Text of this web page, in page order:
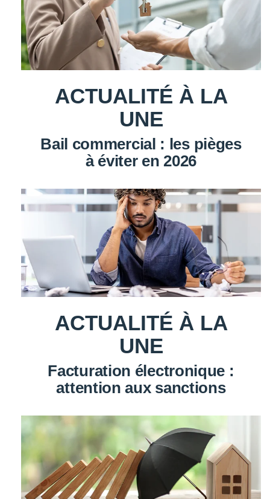
ACTUALITÉ À LA
UNE
Bail commercial : les pièges
à éviter en 2026
ACTUALITÉ À LA
UNE
Facturation électronique :
attention aux sanctions